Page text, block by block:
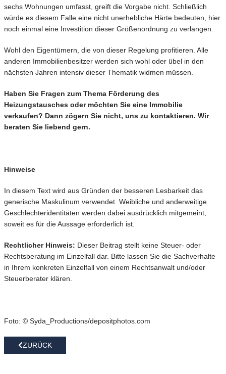
sechs Wohnungen umfasst, greift die Vorgabe nicht. Schließlich
würde es diesem Falle eine nicht unerhebliche Härte bedeuten, hier
noch einmal eine Investition dieser Größenordnung zu verlangen.
Wohl den Eigentümern, die von dieser Regelung profitieren. Alle
anderen Immobilienbesitzer werden sich wohl oder übel in den
nächsten Jahren intensiv dieser Thematik widmen müssen.
Haben Sie Fragen zum Thema Förderung des
Heizungstausches oder möchten Sie eine Immobilie
verkaufen? Dann zögern Sie nicht, uns zu kontaktieren. Wir
beraten Sie liebend gern.
Hinweise
In diesem Text wird aus Gründen der besseren Lesbarkeit das
generische Maskulinum verwendet. Weibliche und anderweitige
Geschlechteridentitäten werden dabei ausdrücklich mitgemeint,
soweit es für die Aussage erforderlich ist.
Rechtlicher Hinweis: Dieser Beitrag stellt keine Steuer- oder
Rechtsberatung im Einzelfall dar. Bitte lassen Sie die Sachverhalte
in Ihrem konkreten Einzelfall von einem Rechtsanwalt und/oder
Steuerberater klären.
Foto: © Syda_Productions/depositphotos.com
ZURÜCK